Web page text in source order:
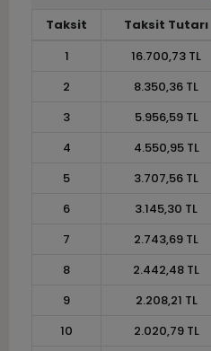
Taksit Taksit Tutarı
1
16.700,73 TL
2
8.350,36 TL
3
5.956,59 TL
4
4.550,95 TL
5
3.707,56 TL
6
3.145,30 TL
7
2.743,69 TL
8
2.442,48 TL
9
2.208,21 TL
10
2.020,79 TL